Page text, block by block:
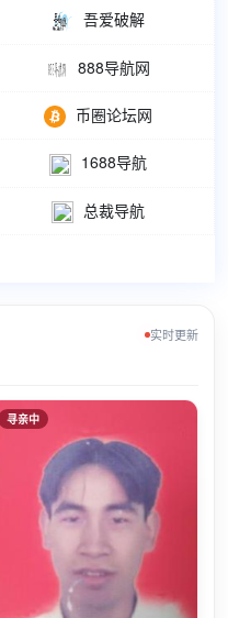
吾爱破解
888导航网
币圈论坛网
1688导航
总裁导航
实时更新
寻亲中